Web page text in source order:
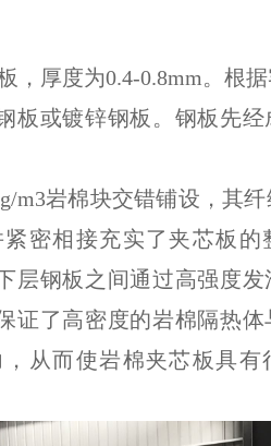
，厚度为0.4-0.8mm。根
板或镀锌钢板。钢板先经
m3岩棉块交错铺设，其
密相接充实了夹芯板的
层钢板之间通过高强度发
证了高密度的岩棉隔热体
从而使岩棉夹芯板具有